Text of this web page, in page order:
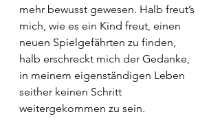
mehr bewusst gewesen. Halb freut’s
mich, wie es ein Kind freut, einen
neuen Spielgefährten zu finden,
halb erschreckt mich der Gedanke,
in meinem eigenständigen Leben
seither keinen Schritt
weitergekommen zu sein.